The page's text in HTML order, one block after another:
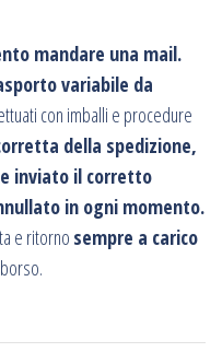
mandare una mail.
variabile da
con imballi e procedure
della spedizione,
inviato il corretto
in ogni momento.
e ritorno sempre a carico